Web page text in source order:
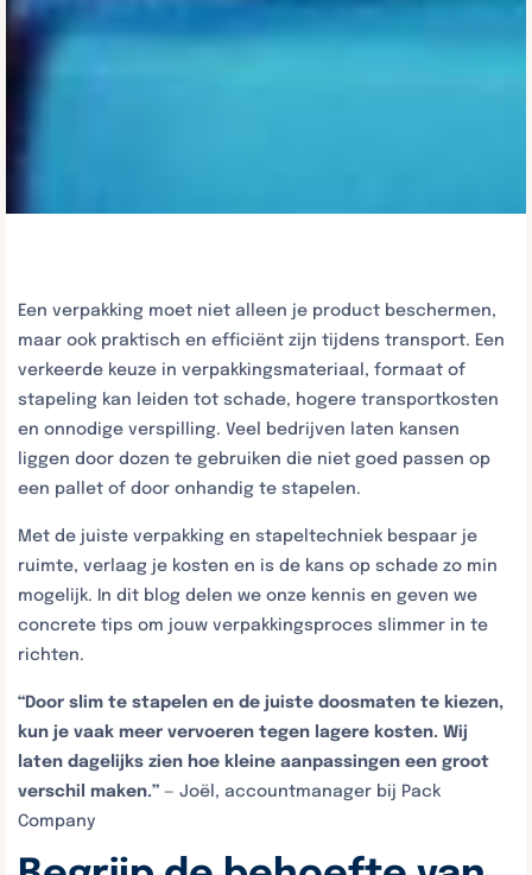
Een verpakking moet niet alleen je product beschermen,
maar ook praktisch en efficiënt zijn tijdens transport. Een
verkeerde keuze in verpakkingsmateriaal, formaat of
stapeling kan leiden tot schade, hogere transportkosten
en onnodige verspilling. Veel bedrijven laten kansen
liggen door dozen te gebruiken die niet goed passen op
een pallet of door onhandig te stapelen.
Met de juiste verpakking en stapeltechniek bespaar je
ruimte, verlaag je kosten en is de kans op schade zo min
mogelijk. In dit blog delen we onze kennis en geven we
concrete tips om jouw verpakkingsproces slimmer in te
richten.
“Door slim te stapelen en de juiste doosmaten te kiezen,
kun je vaak meer vervoeren tegen lagere kosten. Wij
laten dagelijks zien hoe kleine aanpassingen een groot
verschil maken.” — Joël, accountmanager bij Pack
Company